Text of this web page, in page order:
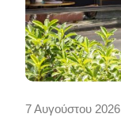
7 Αυγούστου 2026